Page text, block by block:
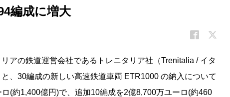
編成に増大
アの鉄道運営会社であるトレニタリア社（Trenitalia / イタ
、30編成の新しい高速鉄道車両 ETR1000 の納入について
(約1,400億円)で、追加10編成を2億8,700万ユーロ(約460